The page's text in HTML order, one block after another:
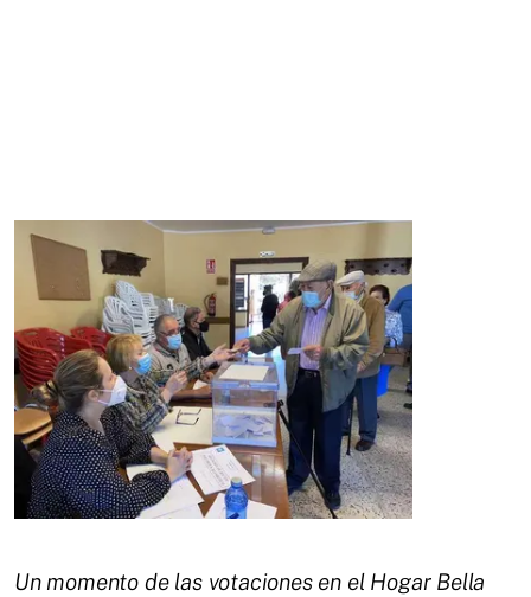
Un momento de las votaciones en el Hogar Bella